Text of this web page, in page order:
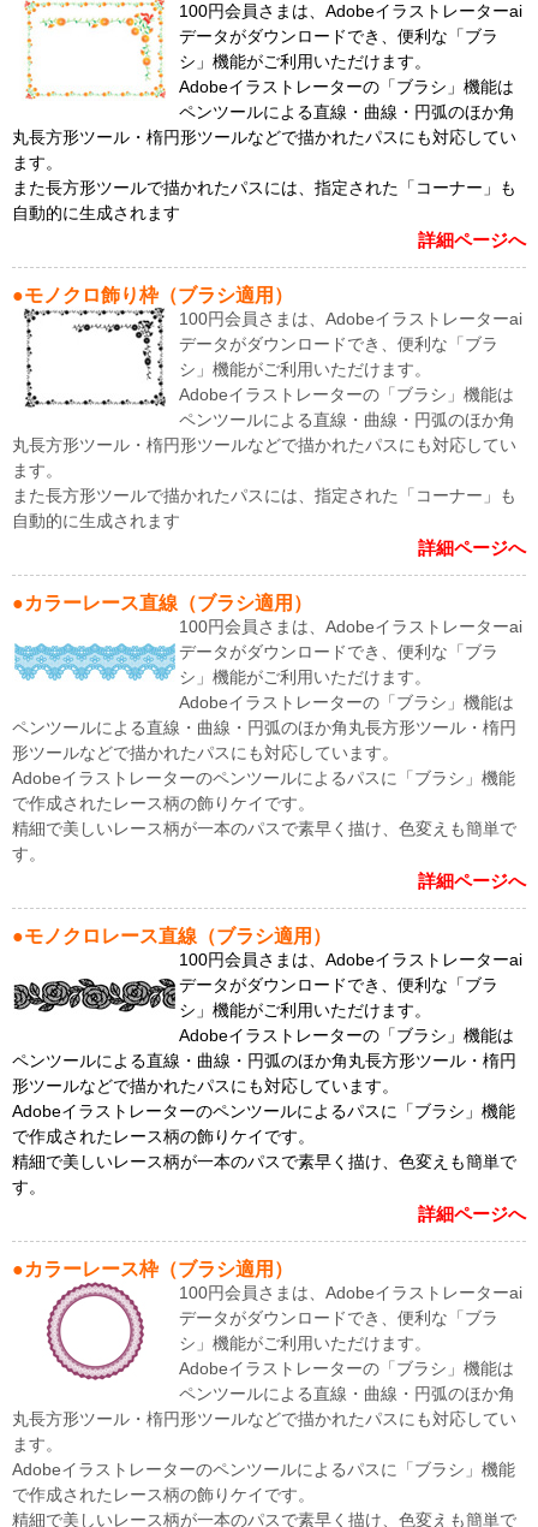
100円会員さまは、Adobeイラストレーターai
データがダウンロードでき、便利な「ブラ
シ」機能がご利用いただけます。
Adobeイラストレーターの「ブラシ」機能は
ペンツールによる直線・曲線・円弧のほか角
丸長方形ツール・楕円形ツールなどで描かれたパスにも対応してい
ます。
また長方形ツールで描かれたパスには、指定された「コーナー」も
自動的に生成されます
詳細ページへ
●モノクロ飾り枠（ブラシ適用）
100円会員さまは、Adobeイラストレーターai
データがダウンロードでき、便利な「ブラ
シ」機能がご利用いただけます。
Adobeイラストレーターの「ブラシ」機能は
ペンツールによる直線・曲線・円弧のほか角
丸長方形ツール・楕円形ツールなどで描かれたパスにも対応してい
ます。
また長方形ツールで描かれたパスには、指定された「コーナー」も
自動的に生成されます
詳細ページへ
●カラーレース直線（ブラシ適用）
100円会員さまは、Adobeイラストレーターai
データがダウンロードでき、便利な「ブラ
シ」機能がご利用いただけます。
Adobeイラストレーターの「ブラシ」機能は
ペンツールによる直線・曲線・円弧のほか角丸長方形ツール・楕円
形ツールなどで描かれたパスにも対応しています。
Adobeイラストレーターのペンツールによるパスに「ブラシ」機能
で作成されたレース柄の飾りケイです。
精細で美しいレース柄が一本のパスで素早く描け、色変えも簡単で
す。
詳細ページへ
●モノクロレース直線（ブラシ適用）
100円会員さまは、Adobeイラストレーターai
データがダウンロードでき、便利な「ブラ
シ」機能がご利用いただけます。
Adobeイラストレーターの「ブラシ」機能は
ペンツールによる直線・曲線・円弧のほか角丸長方形ツール・楕円
形ツールなどで描かれたパスにも対応しています。
Adobeイラストレーターのペンツールによるパスに「ブラシ」機能
で作成されたレース柄の飾りケイです。
精細で美しいレース柄が一本のパスで素早く描け、色変えも簡単で
す。
詳細ページへ
●カラーレース枠（ブラシ適用）
100円会員さまは、Adobeイラストレーターai
データがダウンロードでき、便利な「ブラ
シ」機能がご利用いただけます。
Adobeイラストレーターの「ブラシ」機能は
ペンツールによる直線・曲線・円弧のほか角
丸長方形ツール・楕円形ツールなどで描かれたパスにも対応してい
ます。
Adobeイラストレーターのペンツールによるパスに「ブラシ」機能
で作成されたレース柄の飾りケイです。
精細で美しいレース柄が一本のパスで素早く描け、色変えも簡単で